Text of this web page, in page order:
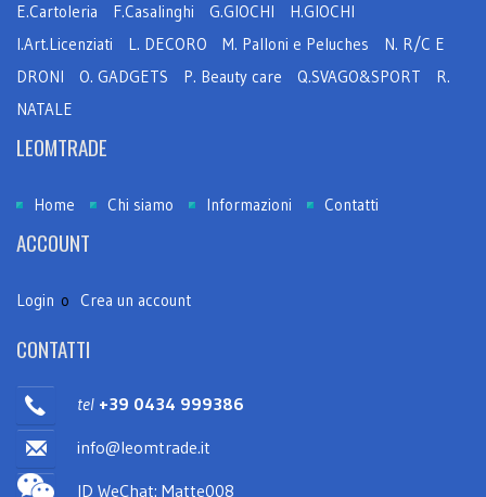
E.Cartoleria
F.Casalinghi G.GIOCHI
H.GIOCHI
I.Art.Licenziati
L. DECORO M. Palloni e Peluches
N. R/C E
DRONI
O. GADGETS P. Beauty care Q.SVAGO&SPORT
R.
NATALE
LEOMTRADE
Home Chi siamo Informazioni Contatti
ACCOUNT
Login o Crea un account
CONTATTI
tel +39 0434 999386
info@leomtrade.it
ID WeChat: Matte008